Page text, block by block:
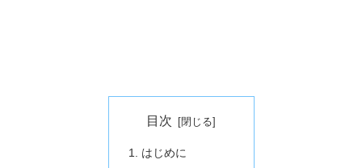
目次
はじめに